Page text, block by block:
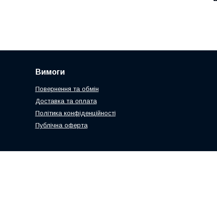
Вимоги
Повернення та обмін
Доставка та оплата
Політика конфіденційності
Публічна оферта